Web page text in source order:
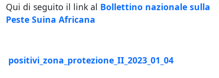
Qui di seguito il link al Bollettino nazionale sulla
Peste Suina Africana
positivi_zona_protezione_II_2023_01_04